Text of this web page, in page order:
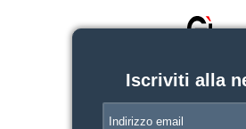
Iscriviti alla